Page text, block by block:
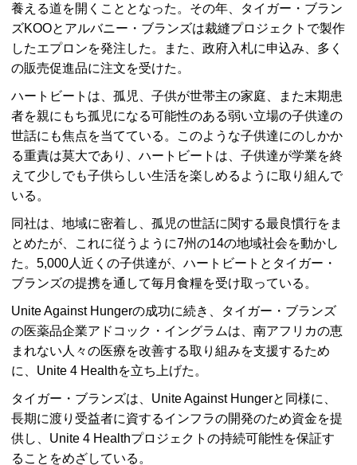
養える道を開くこととなった。その年、タイガー・ブラン
ズKOOとアルバニー・ブランズは裁縫プロジェクトで製作
したエプロンを発注した。また、政府入札に申込み、多く
の販売促進品に注文を受けた。
ハートビートは、孤児、子供が世帯主の家庭、また末期患
者を親にもち孤児になる可能性のある弱い立場の子供達の
世話にも焦点を当てている。このような子供達にのしかか
る重責は莫大であり、ハートビートは、子供達が学業を終
えて少しでも子供らしい生活を楽しめるように取り組んで
いる。
同社は、地域に密着し、孤児の世話に関する最良慣行をま
とめたが、これに従うように7州の14の地域社会を動かし
た。5,000人近くの子供達が、ハートビートとタイガー・
ブランズの提携を通して毎月食糧を受け取っている。
Unite Against Hungerの成功に続き、タイガー・ブランズ
の医薬品企業アドコック・イングラムは、南アフリカの恵
まれない人々の医療を改善する取り組みを支援するため
に、Unite 4 Healthを立ち上げた。
タイガー・ブランズは、Unite Against Hungerと同様に、
長期に渡り受益者に資するインフラの開発のため資金を提
供し、Unite 4 Healthプロジェクトの持続可能性を保証す
ることをめざしている。